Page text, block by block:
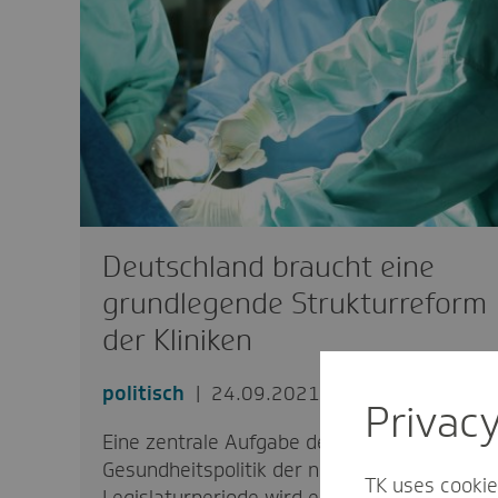
Deutschland braucht eine
grundlegende Strukturreform
der Kliniken
politisch
24.09.2021
Eine zentrale Aufgabe der
Gesundheitspolitik der neuen
TK uses